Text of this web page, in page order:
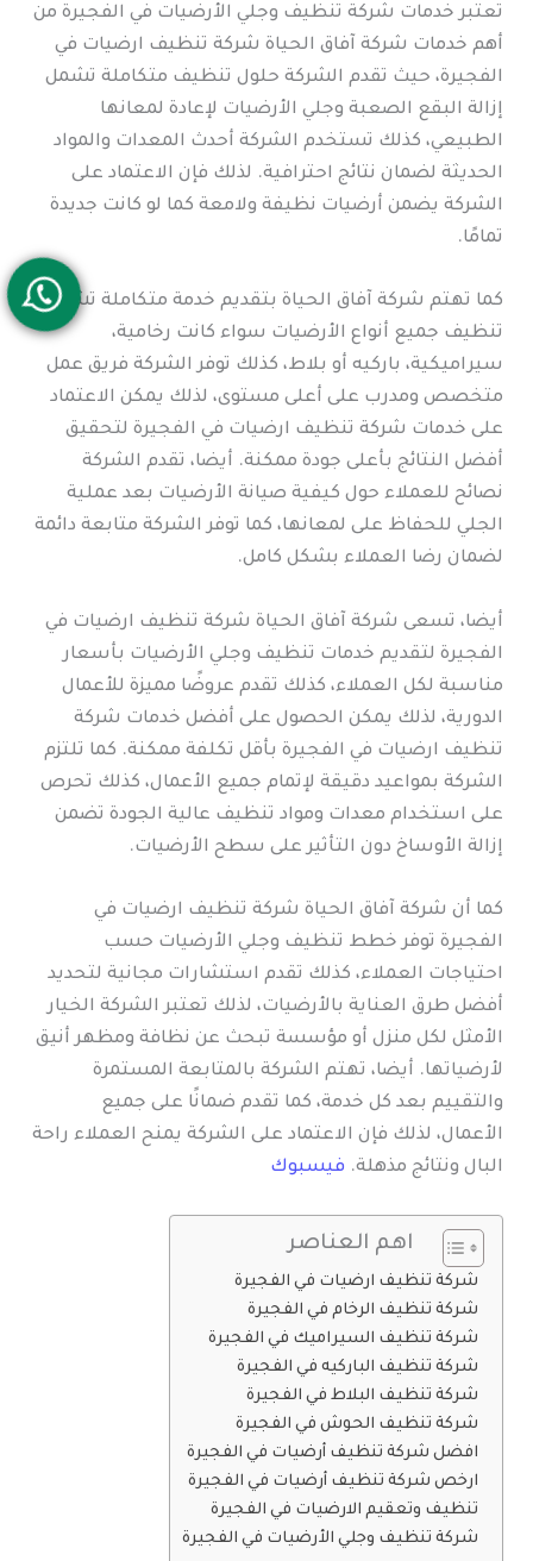
تعتبر خدمات شركة تنظيف وجلي الأرضيات في الفجيرة من
أهم خدمات شركة آفاق الحياة شركة تنظيف ارضيات في
الفجيرة، حيث تقدم الشركة حلول تنظيف متكاملة تشمل
إزالة البقع الصعبة وجلي الأرضيات لإعادة لمعانها
الطبيعي، كذلك تستخدم الشركة أحدث المعدات والمواد
الحديثة لضمان نتائج احترافية. لذلك فإن الاعتماد على
الشركة يضمن أرضيات نظيفة ولامعة كما لو كانت جديدة
تمامًا.
كما تهتم شركة آفاق الحياة بتقديم خدمة متكاملة تشمل
تنظيف جميع أنواع الأرضيات سواء كانت رخامية،
سيراميكية، باركيه أو بلاط، كذلك توفر الشركة فريق عمل
متخصص ومدرب على أعلى مستوى، لذلك يمكن الاعتماد
على خدمات شركة تنظيف ارضيات في الفجيرة لتحقيق
أفضل النتائج بأعلى جودة ممكنة. أيضا، تقدم الشركة
نصائح للعملاء حول كيفية صيانة الأرضيات بعد عملية
الجلي للحفاظ على لمعانها، كما توفر الشركة متابعة دائمة
لضمان رضا العملاء بشكل كامل.
أيضا، تسعى شركة آفاق الحياة شركة تنظيف ارضيات في
الفجيرة لتقديم خدمات تنظيف وجلي الأرضيات بأسعار
مناسبة لكل العملاء، كذلك تقدم عروضًا مميزة للأعمال
الدورية، لذلك يمكن الحصول على أفضل خدمات شركة
تنظيف ارضيات في الفجيرة بأقل تكلفة ممكنة. كما تلتزم
الشركة بمواعيد دقيقة لإتمام جميع الأعمال، كذلك تحرص
على استخدام معدات ومواد تنظيف عالية الجودة تضمن
إزالة الأوساخ دون التأثير على سطح الأرضيات.
كما أن شركة آفاق الحياة شركة تنظيف ارضيات في
الفجيرة توفر خطط تنظيف وجلي الأرضيات حسب
احتياجات العملاء، كذلك تقدم استشارات مجانية لتحديد
أفضل طرق العناية بالأرضيات، لذلك تعتبر الشركة الخيار
الأمثل لكل منزل أو مؤسسة تبحث عن نظافة ومظهر أنيق
لأرضياتها. أيضا، تهتم الشركة بالمتابعة المستمرة
والتقييم بعد كل خدمة، كما تقدم ضمانًا على جميع
الأعمال، لذلك فإن الاعتماد على الشركة يمنح العملاء راحة
البال ونتائج مذهلة. فيسبوك
اهم العناصر
شركة تنظيف ارضيات في الفجيرة
شركة تنظيف الرخام في الفجيرة
شركة تنظيف السيراميك في الفجيرة
شركة تنظيف الباركيه في الفجيرة
شركة تنظيف البلاط في الفجيرة
شركة تنظيف الحوش في الفجيرة
افضل شركة تنظيف أرضيات في الفجيرة
ارخص شركة تنظيف أرضيات في الفجيرة
تنظيف وتعقيم الارضيات في الفجيرة
شركة تنظيف وجلي الأرضيات في الفجيرة